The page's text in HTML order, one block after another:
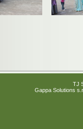
TJ
Gappa Solutions